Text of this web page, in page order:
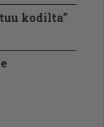
kodilta”